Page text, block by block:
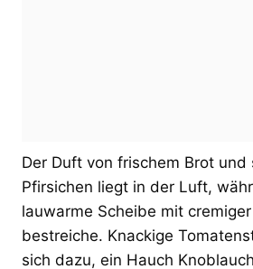
Der Duft von frischem Brot und
Pfirsichen liegt in der Luft,
lauwarme Scheibe mit
bestreiche. Knackige
sich dazu, ein Hauch